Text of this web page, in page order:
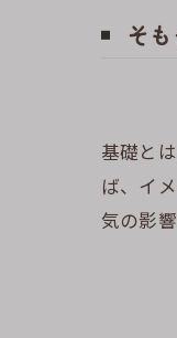
そ
基礎と
ば、イ
気の影